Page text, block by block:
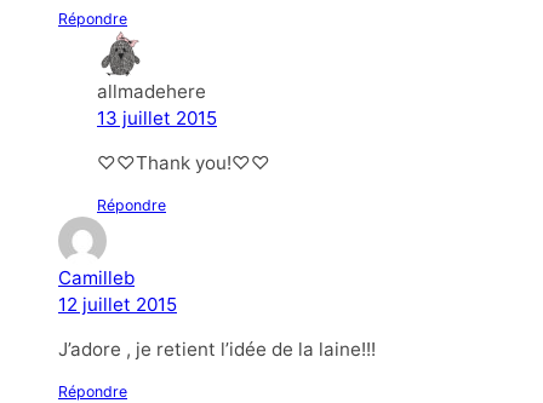
Répondre
allmadehere
13 juillet 2015
♡♡Thank you!♡♡
Répondre
Camilleb
12 juillet 2015
J’adore , je retient l’idée de la laine!!!
Répondre